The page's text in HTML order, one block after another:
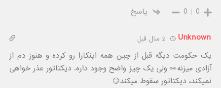
0
0 پاسخ
Unknown
یک حکومت دیگه قبل از چین همه اینکارا رو کرده و هنوز دم از
آزادی میزنه👀 ولی یک چیز واضح وجود داره. دیکتاتور عذر خواهی
نمیکند، دیکتاتور سقوط میکند😏